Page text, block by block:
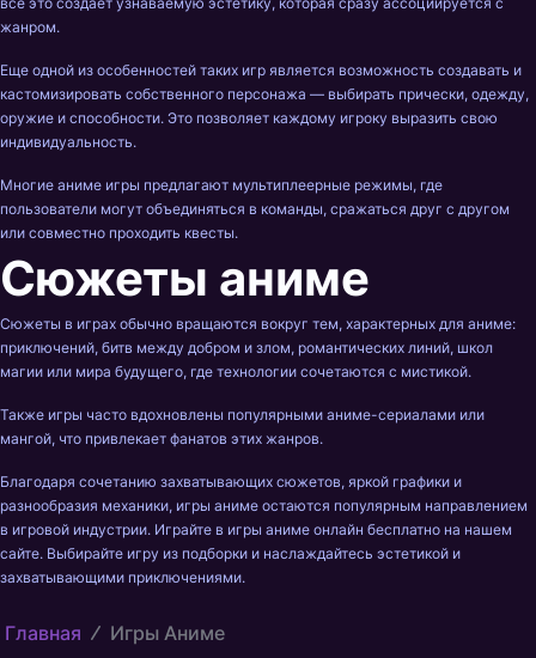
жанром.
Еще одной из особенностей таких игр является возможность создавать и
кастомизировать собственного персонажа — выбирать прически, одежду,
оружие и способности. Это позволяет каждому игроку выразить свою
индивидуальность.
Многие аниме игры предлагают мультиплеерные режимы, где
пользователи могут объединяться в команды, сражаться друг с другом
или совместно проходить квесты.
Сюжеты аниме
Сюжеты в играх обычно вращаются вокруг тем, характерных для аниме:
приключений, битв между добром и злом, романтических линий, школ
магии или мира будущего, где технологии сочетаются с мистикой.
Также игры часто вдохновлены популярными аниме-сериалами или
мангой, что привлекает фанатов этих жанров.
Благодаря сочетанию захватывающих сюжетов, яркой графики и
разнообразия механики, игры аниме остаются популярным направлением
в игровой индустрии. Играйте в игры аниме онлайн бесплатно на нашем
сайте. Выбирайте игру из подборки и наслаждайтесь эстетикой и
захватывающими приключениями.
Главная Игры Аниме